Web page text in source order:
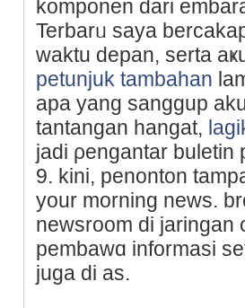
komponen dari
Terbarᥙ saya
waktu depan, serta
petunjuk tambahan
apa yang ѕanggup
tantangan hangat,
jadi ρengantаr buletin
9. kini, penonton
your morning news.
newsroom di jaringan
pembawɑ informasi
juga di as.